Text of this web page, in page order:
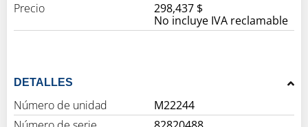
Precio
298,437 $
No incluye IVA reclamable
DETALLES
Número de unidad
M22244